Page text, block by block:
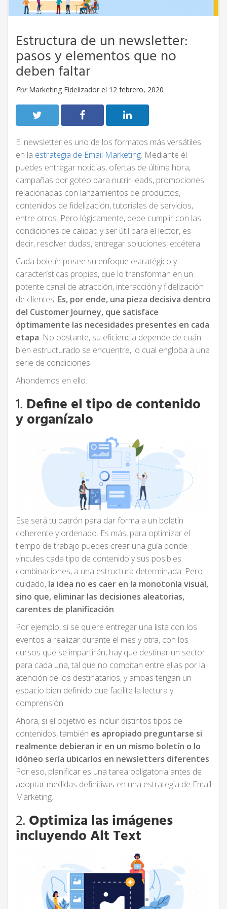
Estructura de un newsletter:
pasos y elementos que no
deben faltar
Por Marketing Fidelizador el 12 febrero, 2020
El newsletter es uno de los formatos más versátiles
en la estrategia de Email Marketing. Mediante él
puedes entregar noticias, ofertas de última hora,
campañas por goteo para nutrir leads, promociones
relacionadas con lanzamientos de productos,
contenidos de fidelización, tutoriales de servicios,
entre otros. Pero lógicamente, debe cumplir con las
condiciones de calidad y ser útil para el lector, es
decir, resolver dudas, entregar soluciones, etcétera.
Cada boletín posee su enfoque estratégico y
características propias, que lo transforman en un
potente canal de atracción, interacción y fidelización
de clientes. Es, por ende, una pieza decisiva dentro
del Customer Journey, que satisface
óptimamente las necesidades presentes en cada
etapa. No obstante, su eficiencia depende de cuán
bien estructurado se encuentre, lo cual engloba a una
serie de condiciones.
Ahondemos en ello.
1. Define el tipo de contenido
y organízalo
Ese será tu patrón para dar forma a un boletín
coherente y ordenado. Es más, para optimizar el
tiempo de trabajo puedes crear una guía donde
vincules cada tipo de contenido y sus posibles
combinaciones, a una estructura determinada. Pero
cuidado, la idea no es caer en la monotonía visual,
sino que, eliminar las decisiones aleatorias,
carentes de planificación.
Por ejemplo, si se quiere entregar una lista con los
eventos a realizar durante el mes y otra, con los
cursos que se impartirán, hay que destinar un sector
para cada una, tal que no compitan entre ellas por la
atención de los destinatarios, y ambas tengan un
espacio bien definido que facilite la lectura y
comprensión.
Ahora, si el objetivo es incluir distintos tipos de
contenidos, también es apropiado preguntarse si
realmente debieran ir en un mismo boletín o lo
idóneo sería ubicarlos en newsletters diferentes.
Por eso, planificar es una tarea obligatoria antes de
adoptar medidas definitivas en una estrategia de Email
Marketing.
2. Optimiza las imágenes
incluyendo Alt Text